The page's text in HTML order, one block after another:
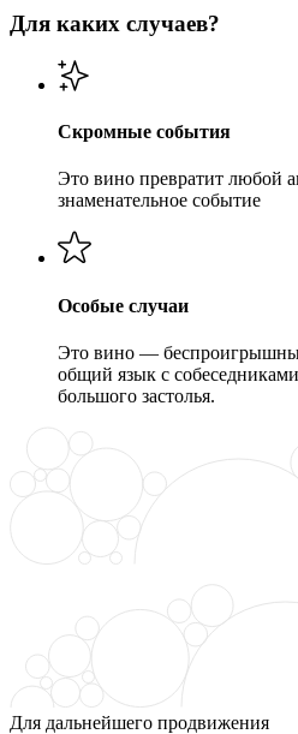
Для каких случаев?
Скромные события
Это вино превратит любой
знаменательное событие
Особые случаи
Это вино —
общий язык с
большого застолья.
Для дальнейшего продвижения